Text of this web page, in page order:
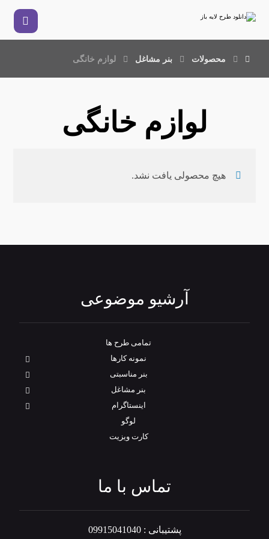
محصولات بنر مشاغل لوازم خانگی
لوازم خانگی
هیچ محصولی یافت نشد.
آرشیو موضوعی
تمامی طرح‌ ها
نمونه کارها
بنر مناسبتی
بنر مشاغل
اینستاگرام
لوگو
کارت ویزیت
تماس با ما
پشتیبانی : 09915041040